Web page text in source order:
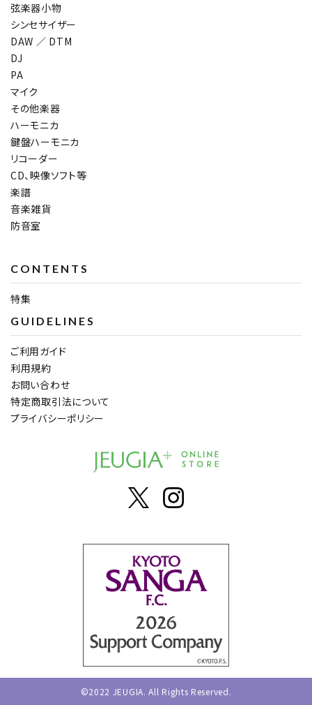
弦楽器小物
シンセサイザー
DAW ／ DTM
DJ
PA
マイク
その他楽器
ハーモニカ
鍵盤ハーモニカ
リコーダー
CD、映像ソフト等
楽譜
音楽雑貨
防音室
CONTENTS
特集
GUIDELINES
ご利用ガイド
利用規約
お問い合わせ
特定商取引法について
プライバシーポリシー
©2022 JEUGIA. All Rights Reserved.